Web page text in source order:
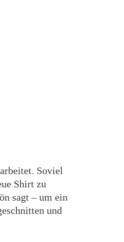
Soviel
Shirt zu
sagt – um ein
und